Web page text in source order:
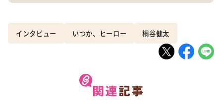
インタビュー いつか、ヒーロー 桐谷健太